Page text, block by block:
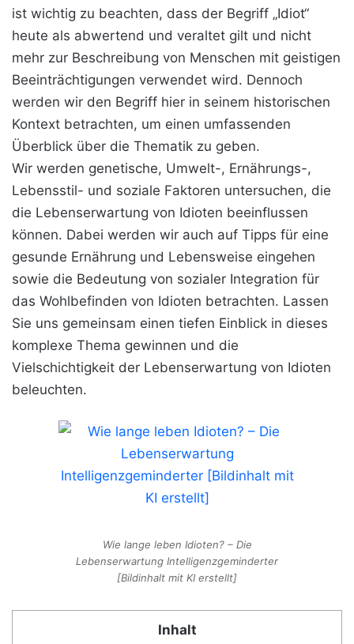
ist wichtig zu beachten, dass der Begriff „Idiot“
heute als abwertend und veraltet gilt und nicht
mehr zur Beschreibung von Menschen mit geistigen
Beeinträchtigungen verwendet wird. Dennoch
werden wir den Begriff hier in seinem historischen
Kontext betrachten, um einen umfassenden
Überblick über die Thematik zu geben.
Wir werden genetische, Umwelt-, Ernährungs-,
Lebensstil- und soziale Faktoren untersuchen, die
die Lebenserwartung von Idioten beeinflussen
können. Dabei werden wir auch auf Tipps für eine
gesunde Ernährung und Lebensweise eingehen
sowie die Bedeutung von sozialer Integration für
das Wohlbefinden von Idioten betrachten. Lassen
Sie uns gemeinsam einen tiefen Einblick in dieses
komplexe Thema gewinnen und die
Vielschichtigkeit der Lebenserwartung von Idioten
beleuchten.
Wie lange leben Idioten? – Die
Lebenserwartung Intelligenzgeminderter
[Bildinhalt mit KI erstellt]
Inhalt